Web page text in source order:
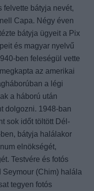
felvette bátyja nevét,
Capa. Négy éven
bátyja ügyeit a Pix
és magyar nyelvű
ben feleségül vette
az amerikai
a légi
a háború után
dolgozni. 1948-ban
sok időt töltött Dél-
bátyja halálakor
elnökségét,
Testvére és fotós
Seymour (Chim) halála
tegyen fotós